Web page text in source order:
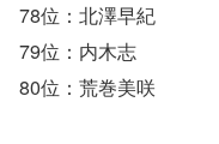
78位：北澤早紀
79位：内木志
80位：荒巻美咲